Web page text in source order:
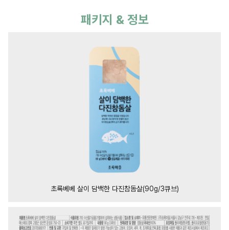
패키지 & 정보
초록베베 살이 담백한 다진참돔살(90g/3큐브)